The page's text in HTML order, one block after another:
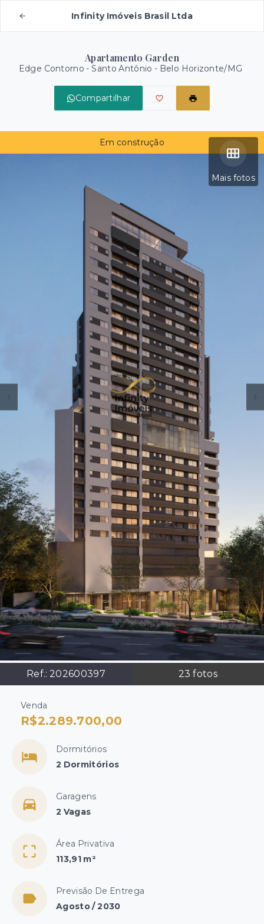
Infinity Imóveis Brasil Ltda
Apartamento Garden
Edge Contorno -Santo Antônio - Belo Horizonte/MG
Compartilhar
Mais fotos
Ref.: 202600397 23 fotos
Em construção
Venda
R$2.289.700,00
Dormitórios
2 Dormitórios
Garagens
2 Vagas
Área Privativa
113,91 m²
Previsão De Entrega
Agosto / 2030